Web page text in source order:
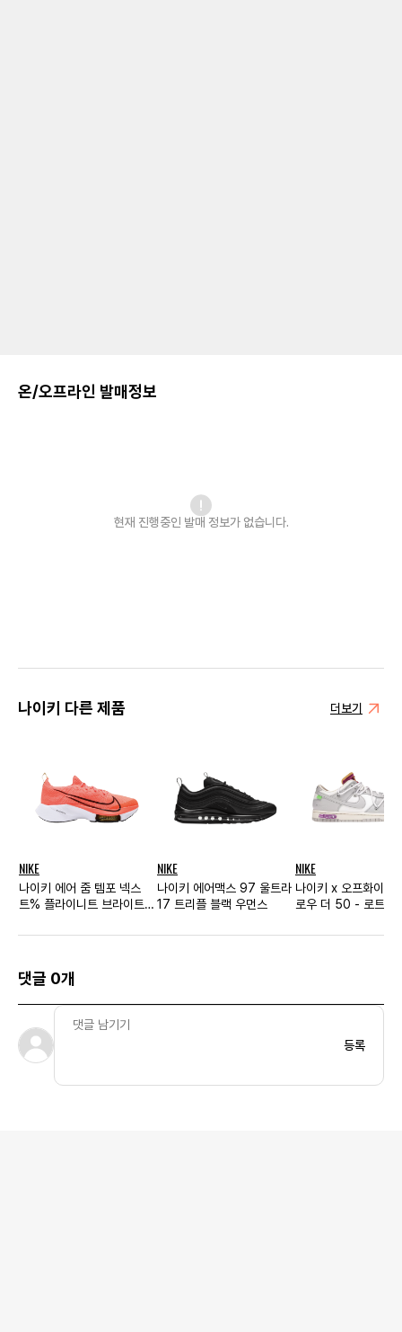
온/오프라인 발매정보
현재 진행중인 발매 정보가 없습니다.
나이키 다른 제품 더보기
NIKE
나이키 에어 줌 템포 넥스
트% 플라이니트 브라이트
NIKE
나이키 에어맥스 97 울트라
17 트리플 블랙 우먼스
NIKE
나이키 x 오프화이트
로우 더 50 - 로트 3
댓글 0개
등록